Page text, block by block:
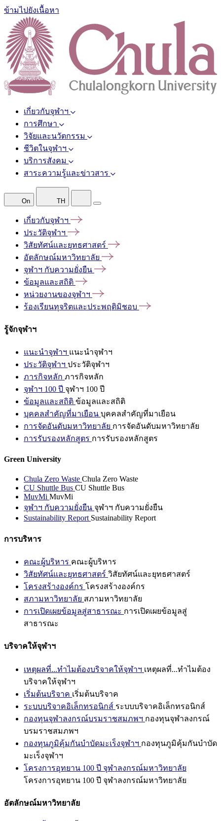
ข้ามไปยังเนื้อหา
เกี่ยวกับจุฬาฯ
การศึกษา
วิจัยและนวัตกรรม
ชีวิตในจุฬาฯ
บริการสังคม
สาระความรู้และข่าวสาร
On TH
เกี่ยวกับจุฬาฯ
ประวัติจุฬาฯ
วิสัยทัศน์และยุทธศาสตร์
อัตลักษณ์มหาวิทยาลัย
จุฬาฯ กับความยั่งยืน
ข้อมูลและสถิติ
หน่วยงานของจุฬาฯ
ร้องเรียนทุจริตและประพฤติมิชอบ
รู้จักจุฬาฯ
แนะนำจุฬาฯ แนะนำจุฬาฯ
ประวัติจุฬาฯ ประวัติจุฬาฯ
ภารกิจหลัก ภารกิจหลัก
จุฬาฯ 100 ปี จุฬาฯ 100 ปี
ข้อมูลและสถิติ ข้อมูลและสถิติ
บุคคลสำคัญที่มาเยือน บุคคลสำคัญที่มาเยือน
การจัดอันดับมหาวิทยาลัย การจัดอันดับมหาวิทยาลัย
การรับรองหลักสูตร การรับรองหลักสูตร
Green University
Chula Zero Waste Chula Zero Waste
CU Shuttle Bus CU Shuttle Bus
MuvMi MuvMi
จุฬาฯ กับความยั่งยืน จุฬาฯ กับความยั่งยืน
Sustainability Report Sustainability Report
การบริหาร
คณะผู้บริหาร คณะผู้บริหาร
วิสัยทัศน์และยุทธศาสตร์ วิสัยทัศน์และยุทธศาสตร์
โครงสร้างองค์กร โครงสร้างองค์กร
สภามหาวิทยาลัย สภามหาวิทยาลัย
การเปิดเผยข้อมูลสู่สาธารณะ การเปิดเผยข้อมูลสู่
สาธารณะ
บริจาคให้จุฬาฯ
เหตุผลที่...ทำไมต้องบริจาคให้จุฬาฯ เหตุผลที่...ทำไมต้อง
บริจาคให้จุฬาฯ
เริ่มต้นบริจาค เริ่มต้นบริจาค
ระบบบริจาคอิเล็กทรอนิกส์ ระบบบริจาคอิเล็กทรอนิกส์
กองทุนจุฬาลงกรณ์บรมราชสมภพฯ กองทุนจุฬาลงกรณ์
บรมราชสมภพฯ
กองทุนภูมิคุ้มกันบำบัดมะเร็งจุฬาฯ กองทุนภูมิคุ้มกันบำบัด
มะเร็งจุฬาฯ
โครงการอุทยาน 100 ปี จุฬาลงกรณ์มหาวิทยาลัย
โครงการอุทยาน 100 ปี จุฬาลงกรณ์มหาวิทยาลัย
อัตลักษณ์มหาวิทยาลัย